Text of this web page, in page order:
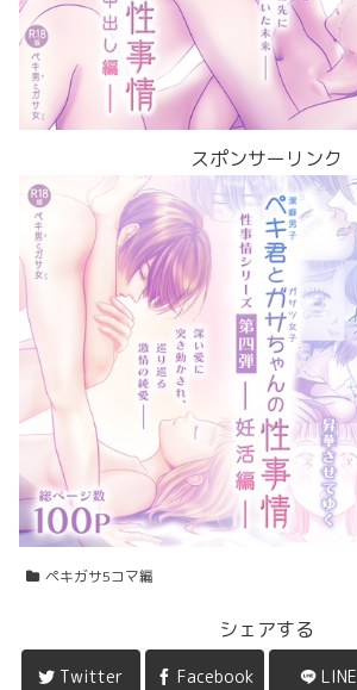
スポンサーリンク
ペキガサ5コマ編
シェアする
Twitter Facebook LINE